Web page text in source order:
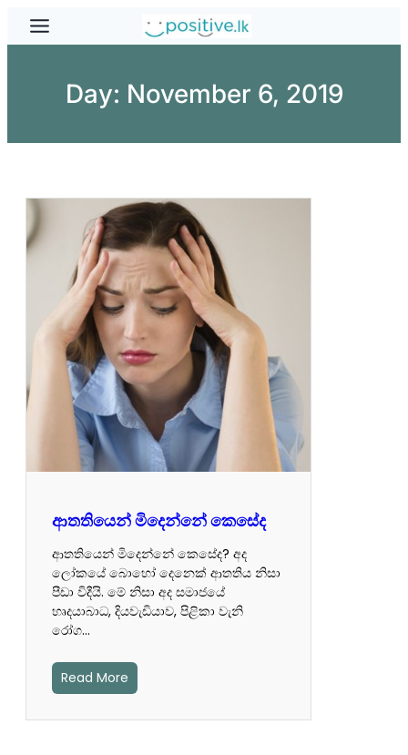
Skip
Day: November 6, 2019
ආතතියෙන් මිදෙන්නේ කෙසේද
ආතතියෙන් මිදෙන්නේ කෙසේද? අද
ලෝකයේ බොහෝ දෙනෙක් ආතතිය නිසා
පීඩා විදීයි. මේ නිසා අද සමාජයේ
හෘදයාබාධ, දියවැඩියාව, පිළිකා වැනි
රෝග…
Read More